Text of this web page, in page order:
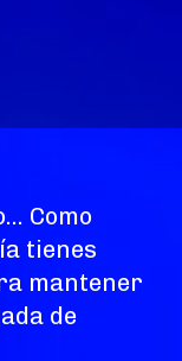
Como
tienes
mantener
de